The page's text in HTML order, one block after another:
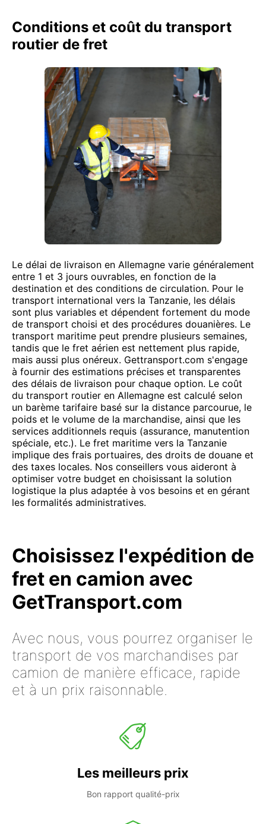
Conditions et coût du transport
routier de fret
Le délai de livraison en Allemagne varie généralement
entre 1 et 3 jours ouvrables, en fonction de la
destination et des conditions de circulation. Pour le
transport international vers la Tanzanie, les délais
sont plus variables et dépendent fortement du mode
de transport choisi et des procédures douanières. Le
transport maritime peut prendre plusieurs semaines,
tandis que le fret aérien est nettement plus rapide,
mais aussi plus onéreux. Gettransport.com s'engage
à fournir des estimations précises et transparentes
des délais de livraison pour chaque option. Le coût
du transport routier en Allemagne est calculé selon
un barème tarifaire basé sur la distance parcourue, le
poids et le volume de la marchandise, ainsi que les
services additionnels requis (assurance, manutention
spéciale, etc.). Le fret maritime vers la Tanzanie
implique des frais portuaires, des droits de douane et
des taxes locales. Nos conseillers vous aideront à
optimiser votre budget en choisissant la solution
logistique la plus adaptée à vos besoins et en gérant
les formalités administratives.
Choisissez l'expédition de
fret en camion avec
GetTransport.com
Avec nous, vous pourrez organiser le
transport de vos marchandises par
camion de manière efficace, rapide
et à un prix raisonnable.
Les meilleurs prix
Bon rapport qualité-prix